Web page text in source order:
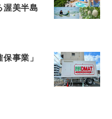
渥美半島
事業」